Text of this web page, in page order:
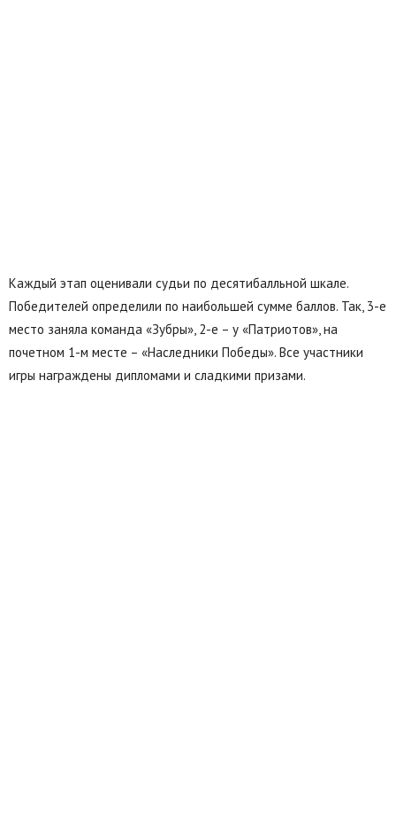
Каждый этап оценивали судьи по десятибалльной шкале.
Победителей определили по наибольшей сумме баллов. Так, 3-е
место заняла команда «Зубры», 2-е – у «Патриотов», на
почетном 1-м месте – «Наследники Победы». Все участники
игры награждены дипломами и сладкими призами.